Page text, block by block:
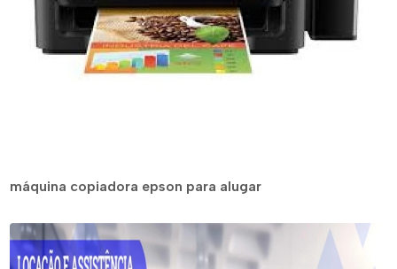
máquina copiadora epson para alugar